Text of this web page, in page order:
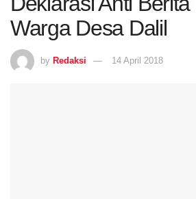
Warga Desa Dalil
by Redaksi 14 April 2018